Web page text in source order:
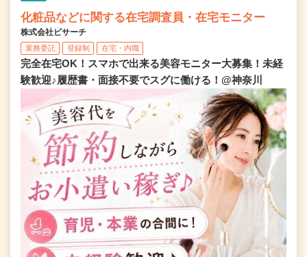
化粧品などに関する在宅調査員・在宅モニター
株式会社ビサーチ
業務委託 登録制 在宅・内職
完全在宅OK！スマホで出来る美容モニター大募集！未経
験歓迎♪履歴書・面接不要でスグに働ける！@神奈川